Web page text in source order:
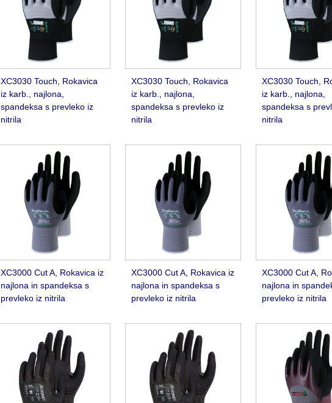
XC3030 Touch, Rokavica
iz karb., najlona,
spandeksa s prevleko iz
nitrila
XC3030 Touch, Rokavica
iz karb., najlona,
spandeksa s prevleko iz
nitrila
XC3030 Touch,
iz karb., najlona,
spandeksa s
nitrila
XC3000 Cut A, Rokavica iz
najlona in spandeksa s
prevleko iz nitrila
XC3000 Cut A, Rokavica iz
najlona in spandeksa s
prevleko iz nitrila
XC3000 Cut A,
najlona in
prevleko iz nitrila